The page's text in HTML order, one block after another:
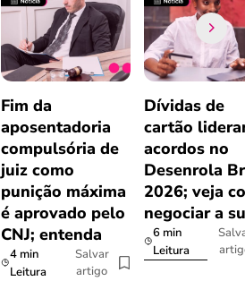
Fim da
aposentadoria
compulsória de
juiz como
punição máxima
é aprovado pelo
CNJ; entenda
4 min
Leitura
Salvar
artigo
Dívidas de
cartão
acordos no
Desenrola
2026; veja
negociar a
6 min
Leitura